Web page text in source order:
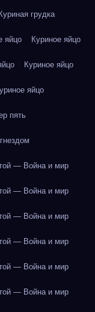
Куриная грудка
яйцо Куриное яйцо
Куриное яйцо
яйцо
пять
— Война и мир
— Война и мир
— Война и мир
— Война и мир
— Война и мир
— Война и мир